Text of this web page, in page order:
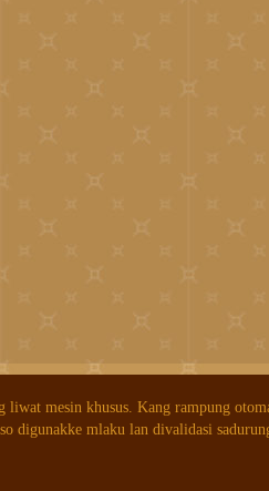
mesin khusus. Kang rampung
digunakke mlaku lan divalidasi